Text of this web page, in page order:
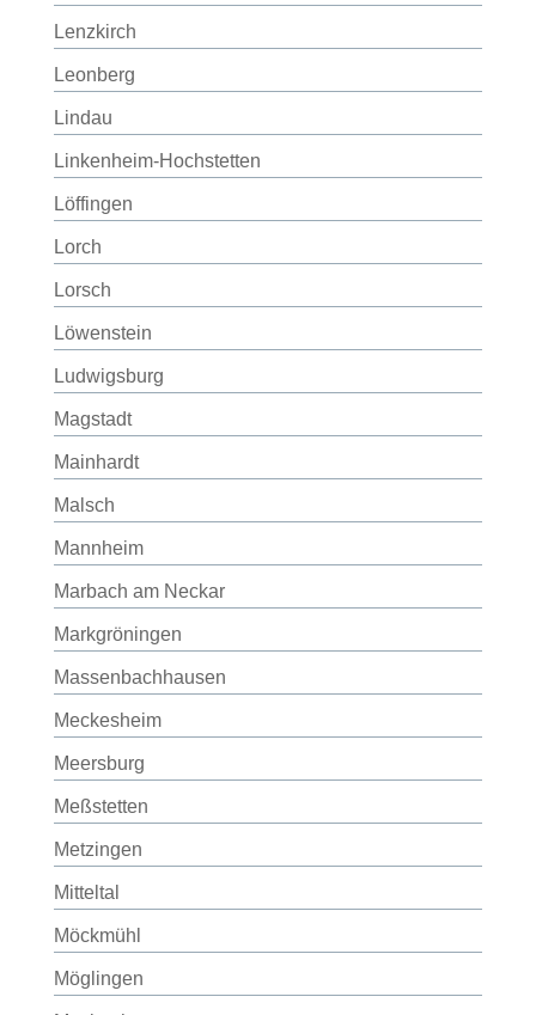
Lenzkirch
Leonberg
Lindau
Linkenheim-Hochstetten
Löffingen
Lorch
Lorsch
Löwenstein
Ludwigsburg
Magstadt
Mainhardt
Malsch
Mannheim
Marbach am Neckar
Markgröningen
Massenbachhausen
Meckesheim
Meersburg
Meßstetten
Metzingen
Mitteltal
Möckmühl
Möglingen